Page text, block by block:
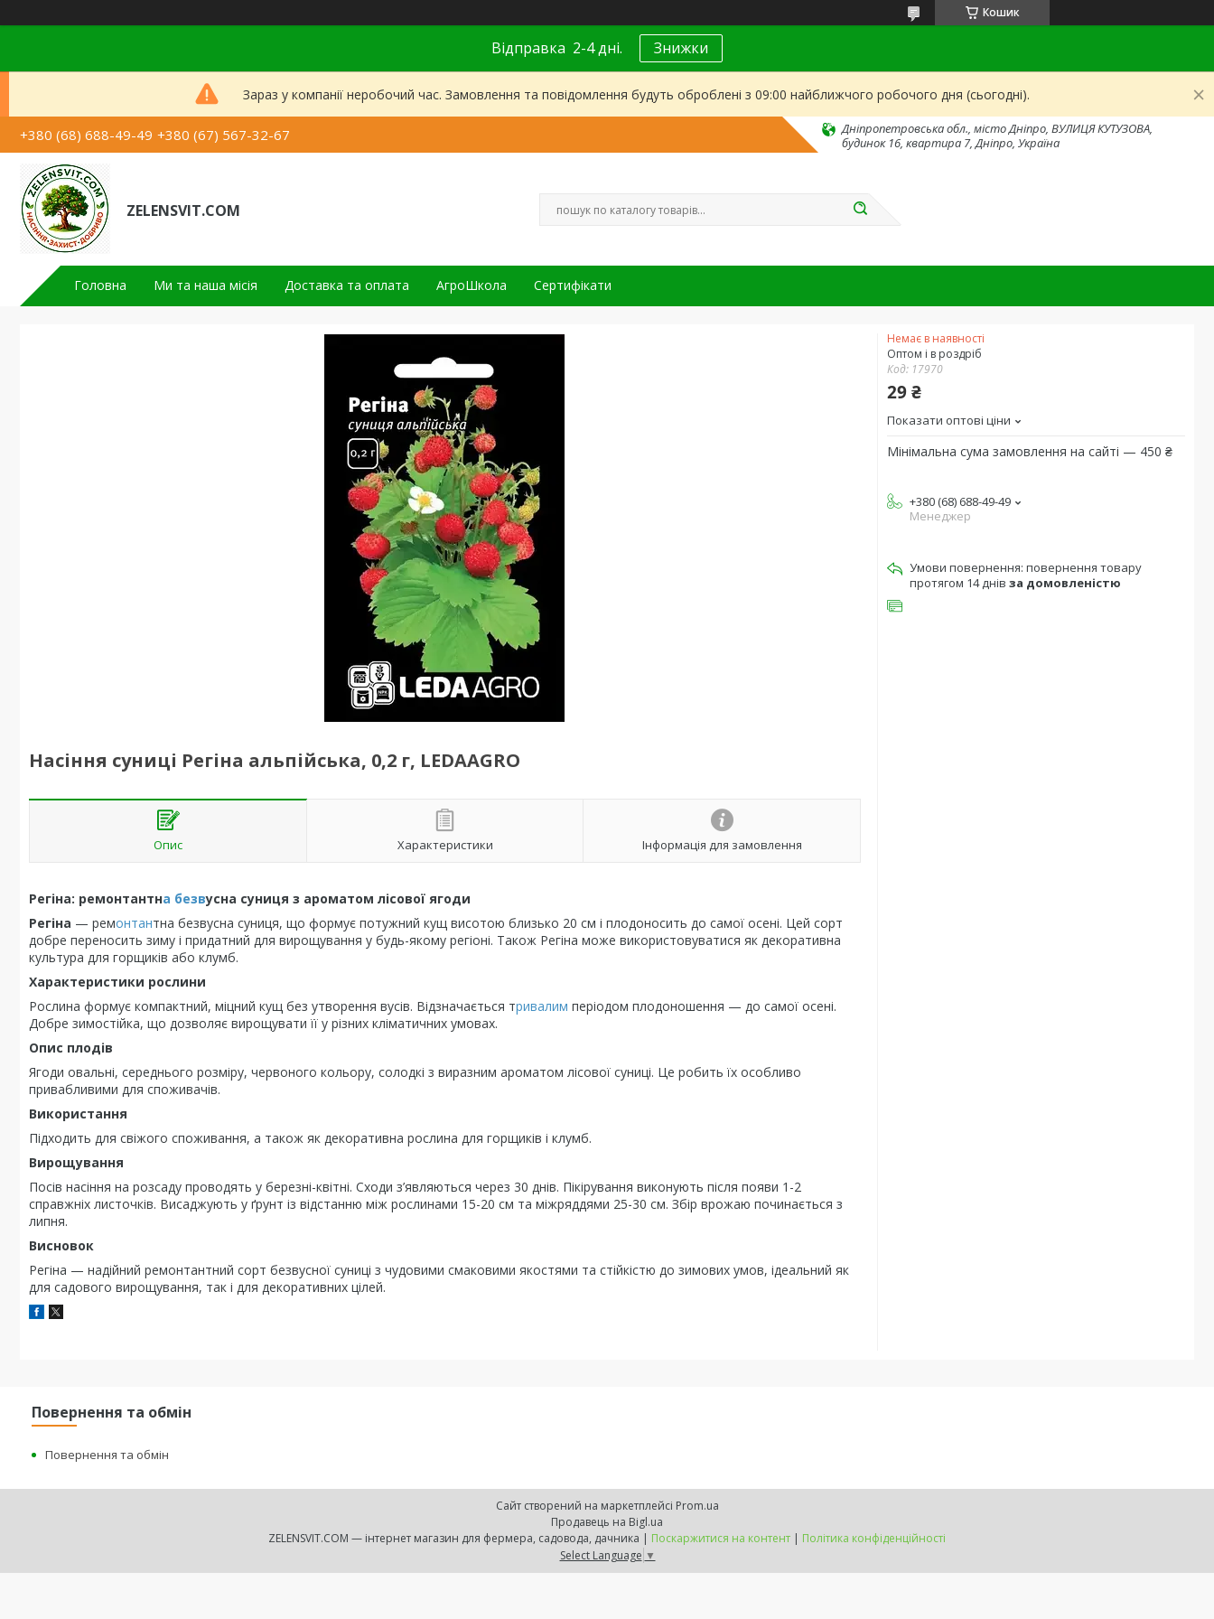
Кошик
Відправка 2-4 дні. Знижки
Зараз у компанії неробочий час. Замовлення та повідомлення будуть оброблені з 09:00 найближчого робочого дня (сьогодні).
+380 (68) 688-49-49 +380 (67) 567-32-67
Дніпропетровська обл., місто Дніпро, ВУЛИЦЯ КУТУЗОВА,
будинок 16, квартира 7, Дніпро, Україна
ZELENSVIT.COM
Головна Ми та наша місія Доставка та оплата АгроШкола Сертифікати
Насіння суниці Регіна альпійська, 0,2 г, LEDAAGRO
Опис Характеристики Інформація для замовлення
Регіна: ремонтантна безвусна суниця з ароматом лісової ягоди
Регіна — ремонтантна безвусна суниця, що формує потужний кущ висотою близько 20 см і плодоносить до самої осені. Цей сорт
добре переносить зиму і придатний для вирощування у будь-якому регіоні. Також Регіна може використовуватися як декоративна
культура для горщиків або клумб.
Характеристики рослини
Рослина формує компактний, міцний кущ без утворення вусів. Відзначається тривалим періодом плодоношення — до самої осені.
Добре зимостійка, що дозволяє вирощувати її у різних кліматичних умовах.
Опис плодів
Ягоди овальні, середнього розміру, червоного кольору, солодкі з виразним ароматом лісової суниці. Це робить їх особливо
привабливими для споживачів.
Використання
Підходить для свіжого споживання, а також як декоративна рослина для горщиків і клумб.
Вирощування
Посів насіння на розсаду проводять у березні-квітні. Сходи з’являються через 30 днів. Пікірування виконують після появи 1-2
справжніх листочків. Висаджують у ґрунт із відстанню між рослинами 15-20 см та міжряддями 25-30 см. Збір врожаю починається з
липня.
Висновок
Регіна — надійний ремонтантний сорт безвусної суниці з чудовими смаковими якостями та стійкістю до зимових умов, ідеальний як
для садового вирощування, так і для декоративних цілей.
Немає в наявності
Оптом і в роздріб
Код: 17970
29 ₴
Показати оптові ціни
Мінімальна сума замовлення на сайті — 450 ₴
+380 (68) 688-49-49
Менеджер
повернення товару
протягом 14 днів за домовленістю
Повернення та обмін
Повернення та обмін
Сайт створений на маркетплейсі Prom.ua
Продавець на Bigl.ua
ZELENSVIT.COM — інтернет магазин для фермера, садовода, дачника | Поскаржитися на контент | Політика конфіденційності
Select Language ▼